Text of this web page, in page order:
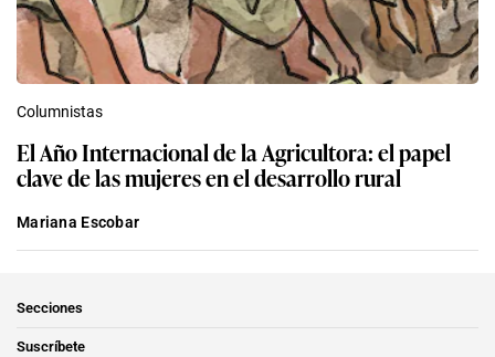
Columnistas
El Año Internacional de la Agricultora: el papel
clave de las mujeres en el desarrollo rural
Mariana Escobar
Secciones
Suscríbete